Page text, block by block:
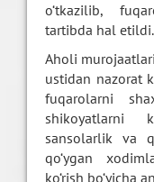
o‘tkazilib,
tartibda hal etildi.
Aholi
ustidan nazorat
fuqarolarni
shikoyatlarni
sansolarlik va
qo‘ygan
ko‘rish bo‘yicha